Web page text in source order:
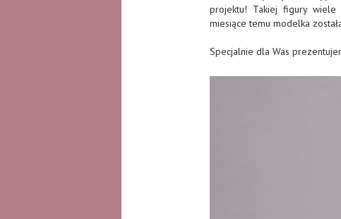
projektu! Takiej figury wiele
miesiące temu modelka
Specjalnie dla Was